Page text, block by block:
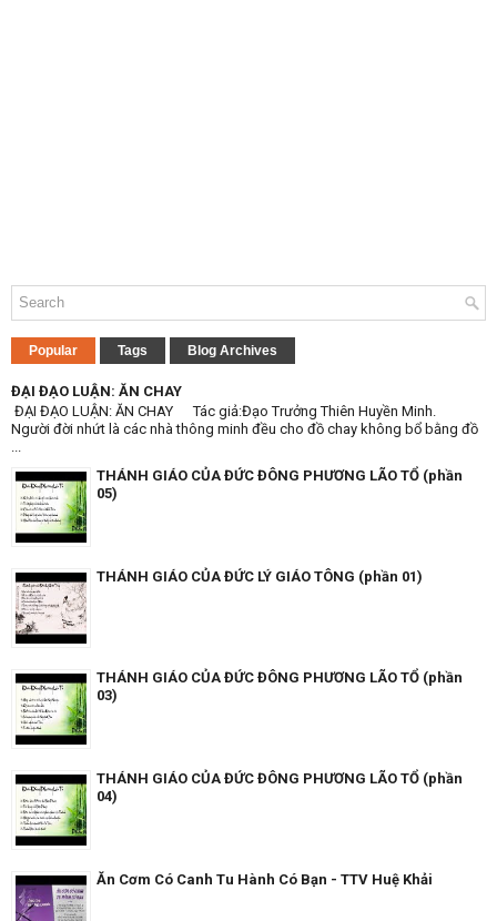
Popular Tags Blog Archives
ĐẠI ĐẠO LUẬN: ĂN CHAY
ĐẠI ĐẠO LUẬN: ĂN CHAY Tác giả:Đạo Trưởng Thiên Huyền Minh.
Người đời nhứt là các nhà thông minh đều cho đồ chay không bổ bằng đồ
...
THÁNH GIÁO CỦA ĐỨC ĐÔNG PHƯƠNG LÃO TỔ (phần
05)
THÁNH GIÁO CỦA ĐỨC LÝ GIÁO TÔNG (phần 01)
THÁNH GIÁO CỦA ĐỨC ĐÔNG PHƯƠNG LÃO TỔ (phần
03)
THÁNH GIÁO CỦA ĐỨC ĐÔNG PHƯƠNG LÃO TỔ (phần
04)
Ăn Cơm Có Canh Tu Hành Có Bạn - TTV Huệ Khải